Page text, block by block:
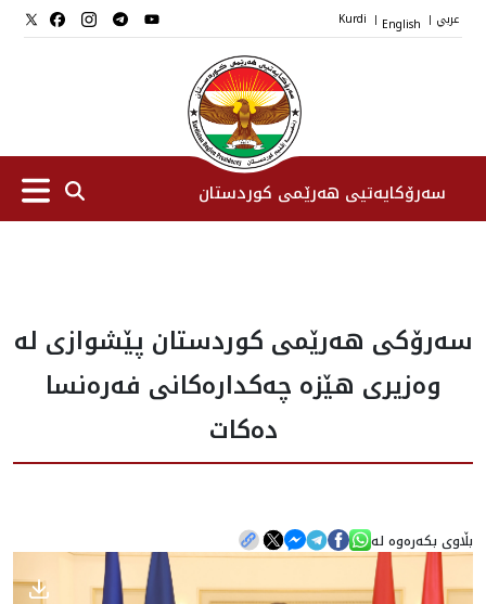
عربي |
English
|
Kurdi
سەرۆکایەتیی هەرێمی کوردستان
جێگرانی سه‌رۆک
ستافی سەرۆکایەتی
هه‌واڵ
سه‌رۆكی هه‌رێمی كوردستان پێشوازی له‌
وه‌زیری هێزه‌ چه‌كداره‌كانی فه‌ره‌نسا
ده‌كات
بڵاوی بکەرەوە لە